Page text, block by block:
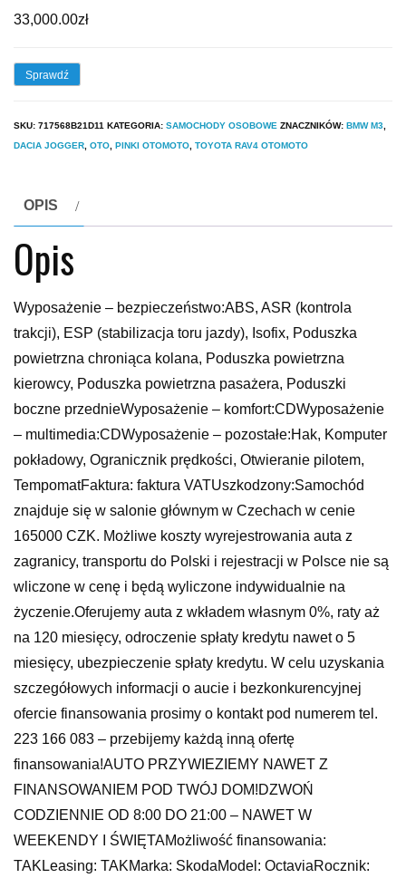
33,000.00zł
Sprawdź
SKU: 717568B21D11 KATEGORIA: SAMOCHODY OSOBOWE ZNACZNIKÓW: BMW M3,
DACIA JOGGER, OTO, PINKI OTOMOTO, TOYOTA RAV4 OTOMOTO
OPIS
Opis
Wyposażenie – bezpieczeństwo:ABS, ASR (kontrola
trakcji), ESP (stabilizacja toru jazdy), Isofix, Poduszka
powietrzna chroniąca kolana, Poduszka powietrzna
kierowcy, Poduszka powietrzna pasażera, Poduszki
boczne przednieWyposażenie – komfort:CDWyposażenie
– multimedia:CDWyposażenie – pozostałe:Hak, Komputer
pokładowy, Ogranicznik prędkości, Otwieranie pilotem,
TempomatFaktura: faktura VATUszkodzony:Samochód
znajduje się w salonie głównym w Czechach w cenie
165000 CZK. Możliwe koszty wyrejestrowania auta z
zagranicy, transportu do Polski i rejestracji w Polsce nie są
wliczone w cenę i będą wyliczone indywidualnie na
życzenie.Oferujemy auta z wkładem własnym 0%, raty aż
na 120 miesięcy, odroczenie spłaty kredytu nawet o 5
miesięcy, ubezpieczenie spłaty kredytu. W celu uzyskania
szczegółowych informacji o aucie i bezkonkurencyjnej
ofercie finansowania prosimy o kontakt pod numerem tel.
223 166 083 – przebijemy każdą inną ofertę
finansowania!AUTO PRZYWIEZIEMY NAWET Z
FINANSOWANIEM POD TWÓJ DOM!DZWOŃ
CODZIENNIE OD 8:00 DO 21:00 – NAWET W
WEEKENDY I ŚWIĘTAMożliwość finansowania:
TAKLeasing: TAKMarka: SkodaModel: OctaviaRocznik: